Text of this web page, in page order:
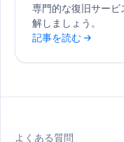
専門的な復旧サー
解しましょう。
記事を読む →
よくある質問